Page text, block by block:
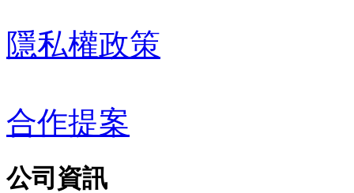
隱私權政策
合作提案
公司資訊